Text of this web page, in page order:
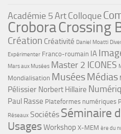
Académie 5ArtColloque
CroboraCrossing
Création Créativité Daniel Moatti
Expérimenter Franco-roumain IA
Mars aux Musées Master 2 ICONES
Mondialisation MuséesMédias
Pélissier Norbert Hillaire
Paul Rasse Plateformes numériques
Réseaux Sociétés Séminaire
UsagesWorkshop X-MEM ère du